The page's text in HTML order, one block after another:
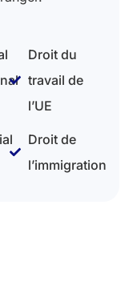
Droit du
travail de
l’UE
Droit de
l’immigration